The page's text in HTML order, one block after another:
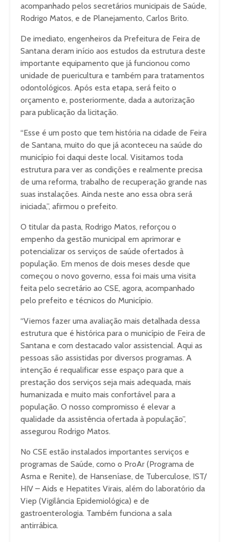
acompanhado pelos secretários municipais de Saúde,
Rodrigo Matos, e de Planejamento, Carlos Brito.
De imediato, engenheiros da Prefeitura de Feira de
Santana deram início aos estudos da estrutura deste
importante equipamento que já funcionou como
unidade de puericultura e também para tratamentos
odontológicos. Após esta etapa, será feito o
orçamento e, posteriormente, dada a autorização
para publicação da licitação.
“Esse é um posto que tem história na cidade de Feira
de Santana, muito do que já aconteceu na saúde do
município foi daqui deste local. Visitamos toda
estrutura para ver as condições e realmente precisa
de uma reforma, trabalho de recuperação grande nas
suas instalações. Ainda neste ano essa obra será
iniciada,”, afirmou o prefeito.
O titular da pasta, Rodrigo Matos, reforçou o
empenho da gestão municipal em aprimorar e
potencializar os serviços de saúde ofertados à
população. Em menos de dois meses desde que
começou o novo governo, essa foi mais uma visita
feita pelo secretário ao CSE, agora, acompanhado
pelo prefeito e técnicos do Município.
“Viemos fazer uma avaliação mais detalhada dessa
estrutura que é histórica para o município de Feira de
Santana e com destacado valor assistencial. Aqui as
pessoas são assistidas por diversos programas. A
intenção é requalificar esse espaço para que a
prestação dos serviços seja mais adequada, mais
humanizada e muito mais confortável para a
população. O nosso compromisso é elevar a
qualidade da assistência ofertada à população”,
assegurou Rodrigo Matos.
No CSE estão instalados importantes serviços e
programas de Saúde, como o ProAr (Programa de
Asma e Renite), de Hanseníase, de Tuberculose, IST/
HIV – Aids e Hepatites Virais, além do laboratório da
Viep (Vigilância Epidemiológica) e de
gastroenterologia. Também funciona a sala
antirrábica.